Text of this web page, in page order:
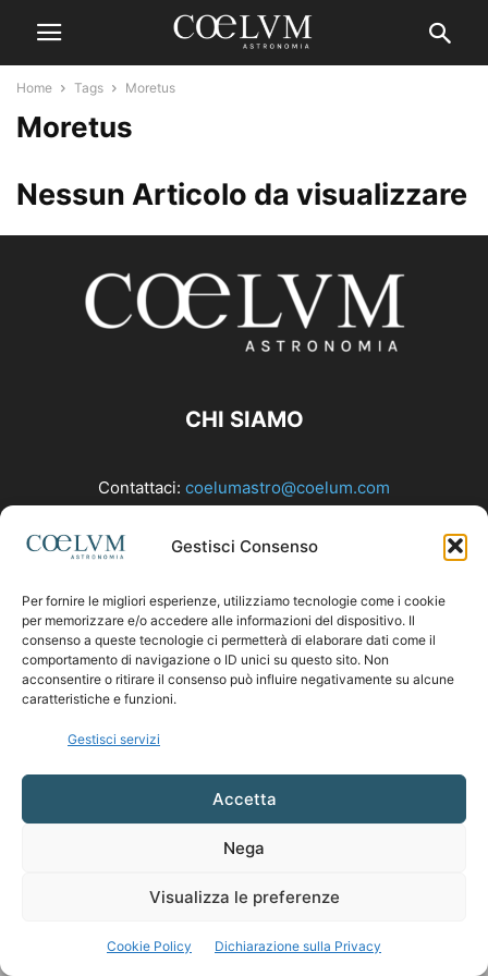
Gestisci Consenso
Per fornire le migliori esperienze, utilizziamo tecnologie come i cookie
per memorizzare e/o accedere alle informazioni del dispositivo. Il
consenso a queste tecnologie ci permetterà di elaborare dati come il
comportamento di navigazione o ID unici su questo sito. Non
acconsentire o ritirare il consenso può influire negativamente su alcune
caratteristiche e funzioni.
Gestisci servizi
Accetta
Nega
Visualizza le preferenze
Cookie Policy Dichiarazione sulla Privacy
Home Tags Moretus
Moretus
Nessun Articolo da visualizzare
CHI SIAMO
Contattaci: coelumastro@coelum.com
SEGUICI